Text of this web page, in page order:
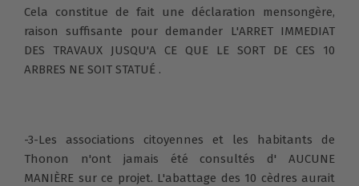
Cela constitue de fait une déclaration mensongère,
raison suffisante pour demander L'ARRET IMMEDIAT
DES TRAVAUX JUSQU'A CE QUE LE SORT DE CES 10
ARBRES NE SOIT STATUÉ .
-3-Les associations citoyennes et les habitants de
Thonon n'ont jamais été consultés d' AUCUNE
MANIÈRE sur ce projet. L'abattage des 10 cèdres aurait